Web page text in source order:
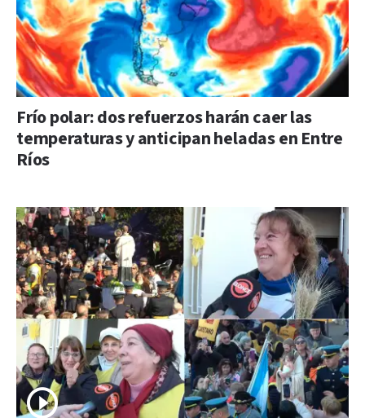
Frío polar: dos refuerzos harán caer las
temperaturas y anticipan heladas en Entre
Ríos